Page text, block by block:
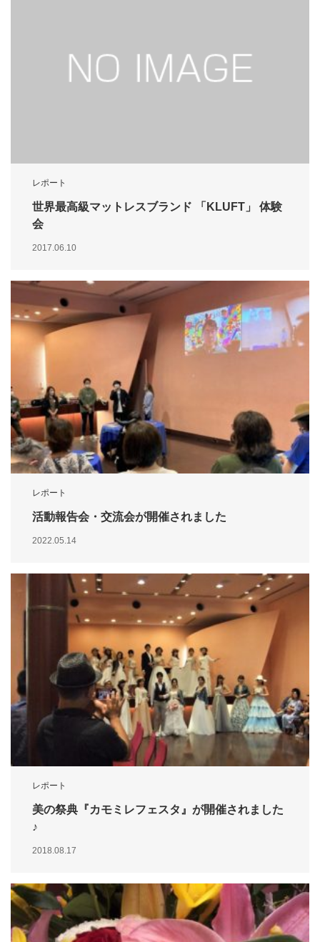
レポート
世界最高級マットレスブランド 「KLUFT」 体験
会
2017.06.10
レポート
活動報告会・交流会が開催されました
2022.05.14
レポート
美の祭典『カモミレフェスタ』が開催されました
♪
2018.08.17